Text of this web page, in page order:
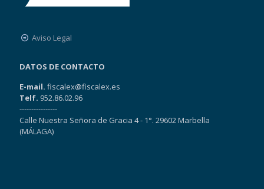
Aviso Legal
DATOS DE CONTACTO
E-mail. fiscalex@fiscalex.es
Telf. 952.86.02.96
----------------
Calle Nuestra Señora de Gracia 4 - 1°. 29602 Marbella
(MÁLAGA)